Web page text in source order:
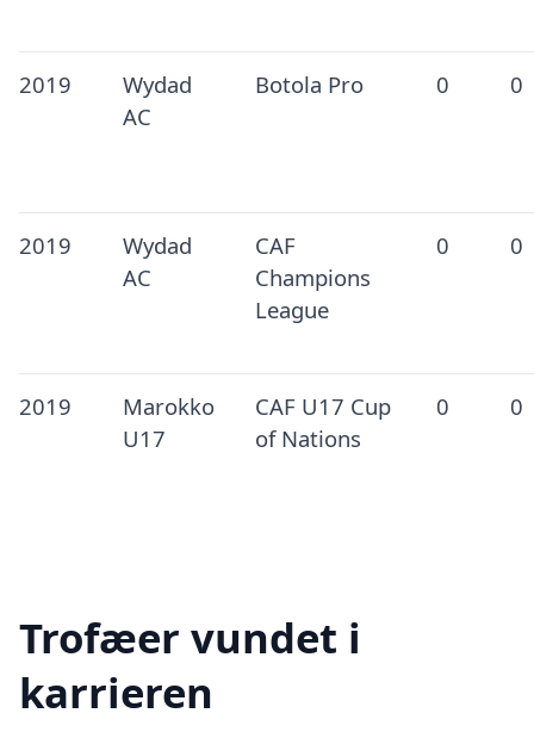
2019
Wydad
AC
Botola Pro 0 0
2019
Wydad
AC
CAF
Champions
League
0 0
2019
Marokko
U17
CAF U17 Cup
of Nations
0 0
Trofæer vundet i
karrieren